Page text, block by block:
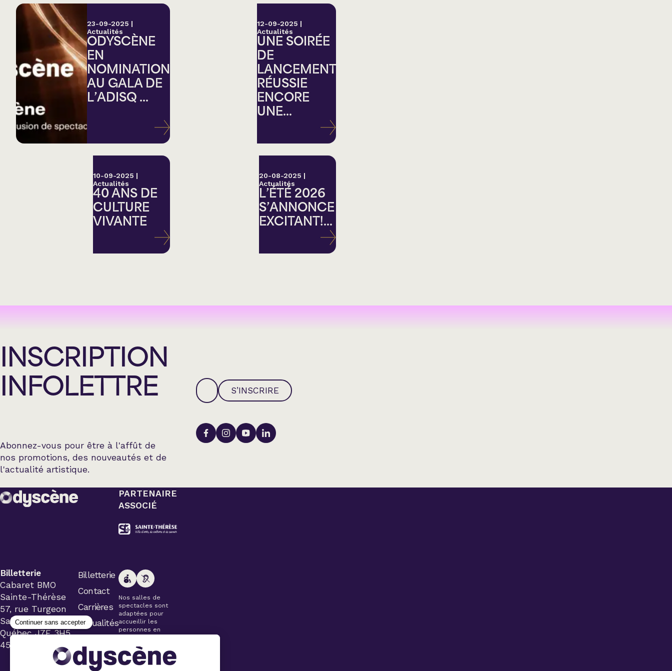
23-09-2025 |
Actualités
ODYSCÈNE
EN
NOMINATION
AU GALA DE
L’ADISQ ...
12-09-2025 |
Actualités
UNE SOIRÉE
DE
LANCEMENT
RÉUSSIE
ENCORE
UNE...
10-09-2025 |
Actualités
40 ANS DE
CULTURE
VIVANTE
20-08-2025 |
Actualités
L’ÉTÉ 2026
S’ANNONCE
EXCITANT!...
INSCRIPTION
INFOLETTRE
Abonnez-vous pour être à l'affût de
nos promotions, des nouveautés et de
l'actualité artistique.
S’INSCRIRE
Billetterie
Cabaret BMO
Sainte-Thérèse
57, rue Turgeon
Sainte-Thérèse
Québec J7E 3H5
450 434-4006
Billetterie
Contact
Carrières
Actualités
PARTENAIRE
ASSOCIÉ
Nos salles de
spectacles sont
adaptées pour
accueillir les
personnes en
Veuillez
simplement aviser
le préposé à la